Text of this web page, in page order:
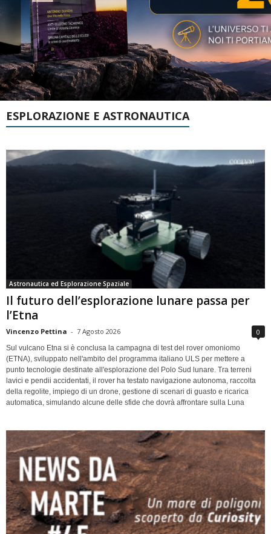
ESPLORAZIONE E ASTRONAUTICA
Astronautica ed Esplorazione Spaziale
Il futuro dell’esplorazione lunare passa per
l’Etna
Vincenzo Pettina - 7 Agosto 2026 0
Sul vulcano Etna si è conclusa la campagna di test del rover omoniomo
(ETNA), sviluppato nell'ambito del programma italiano ULS per mettere a
punto tecnologie destinate all'esplorazione del Polo Sud lunare. Tra terreni
lavici e pendii accidentati, il rover ha testato navigazione autonoma, raccolta
della regolite, impiego di un drone, gestione di scenari di guasto e ricarica
automatica, simulando alcune delle sfide che dovrà affrontare sulla Luna